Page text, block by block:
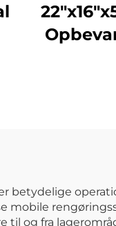
betydelige
mobile
til og fra